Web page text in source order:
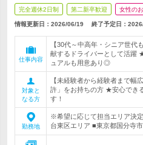
完全週休2日制 第二新卒歓迎 女性の
情報更新日：2026/06/19 終了予定日：
仕事内容
【30代～中高年・シニア世代
献するドライバーとして活躍
ュアルも用意あり◎
対象と
なる方
【未経験者から経験者まで幅
許」をお持ちの方 ★安心でき
す！
勤務地
※希望に応じて担当エリア決
台東区エリア ■東京都国分寺